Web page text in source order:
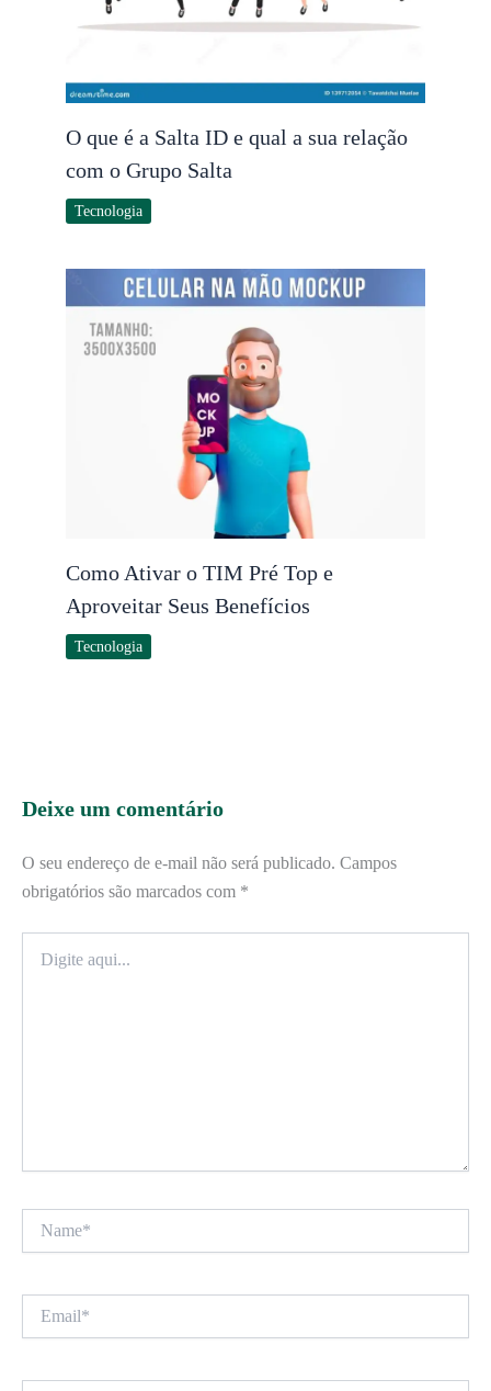
O que é a Salta ID e qual a sua relação
com o Grupo Salta
Tecnologia
Como Ativar o TIM Pré Top e
Aproveitar Seus Benefícios
Tecnologia
Deixe um comentário
O seu endereço de e-mail não será publicado. Campos
obrigatórios são marcados com *
aqui...